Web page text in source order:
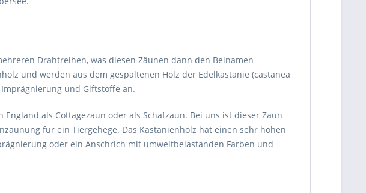
Drahtreihen, was diesen Zäunen dann den Beinamen
und werden aus dem gespaltenen Holz der Edelkastanie (castanea
Imprägnierung und Giftstoffe an.
als Cottagezaun oder als Schafzaun. Bei uns ist dieser Zaun
für ein Tiergehege. Das Kastanienholz hat einen sehr hohen
oder ein Anschrich mit umweltbelastanden Farben und